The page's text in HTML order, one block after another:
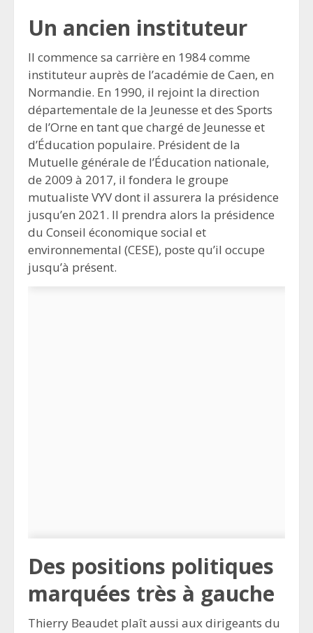
Un ancien instituteur
Il commence sa carrière en 1984 comme
instituteur auprès de l’académie de Caen, en
Normandie. En 1990, il rejoint la direction
départementale de la Jeunesse et des Sports
de l’Orne en tant que chargé de Jeunesse et
d’Éducation populaire. Président de la
Mutuelle générale de l’Éducation nationale,
de 2009 à 2017, il fondera le groupe
mutualiste VYV dont il assurera la présidence
jusqu’en 2021. Il prendra alors la présidence
du Conseil économique social et
environnemental (CESE), poste qu’il occupe
jusqu’à présent.
Des positions politiques
marquées très à gauche
Thierry Beaudet plaît aussi aux dirigeants du